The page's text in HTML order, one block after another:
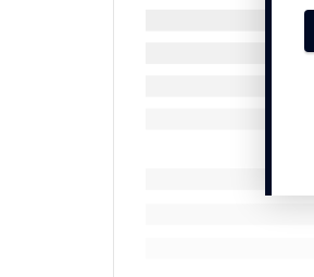
En effet, si un con
Ventura dans Les
recommande